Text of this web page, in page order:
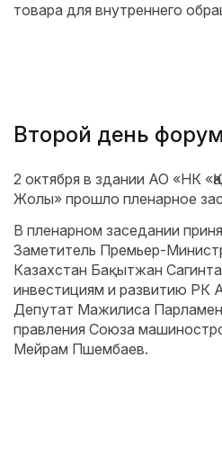
товара для внутреннего
Второй день
2 октября в здании АО «НК
Жолы» прошло пленарное
В пленарном заседании
Заметитель Премьер-
Казахстан Бақытжан
инвестициям и развитию РК
Депутат Мажилиса
правления Союза
Мейрам Пшембаев.